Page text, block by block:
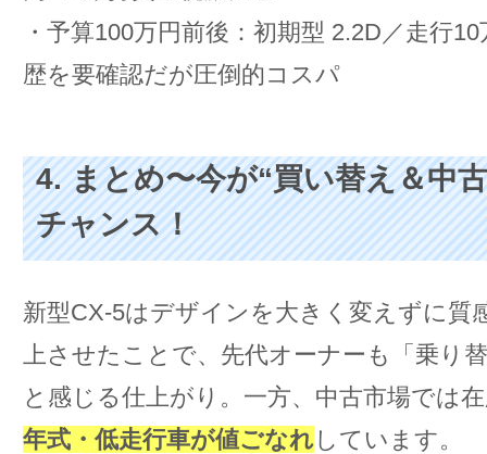
・予算100万円前後：初期型 2.2D／走行
歴を要確認だが圧倒的コスパ
4. まとめ〜今が“買い替え＆中
チャンス！
新型CX-5はデザインを大きく変えずに質
上させたことで、先代オーナーも「乗り
と感じる仕上がり。一方、中古市場では
年式・低走行車が値ごなれしています。